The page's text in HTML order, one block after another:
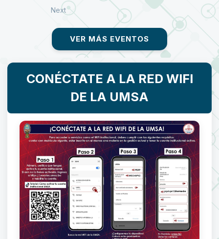
Next
VER MÁS EVENTOS
CONÉCTATE A LA RED WIFI
DE LA UMSA